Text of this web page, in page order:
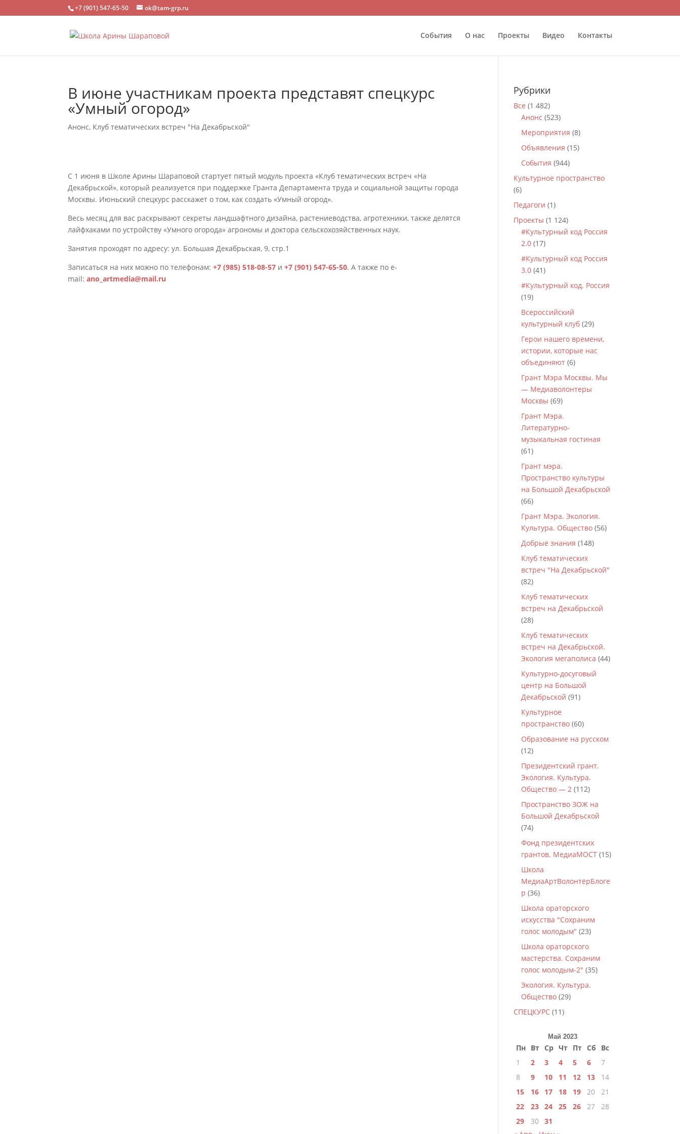
+7 (901) 547-65-50 ok@tam-grp.ru
События О нас Проекты Видео Контакты
В июне участникам проекта представят спецкурс
«Умный огород»
Анонс, Клуб тематических встреч "На Декабрьской"
С 1 июня в Школе Арины Шараповой стартует пятый модуль проекта «Клуб тематических встреч «На
Декабрьской», который реализуется при поддержке Гранта Департамента труда и социальной защиты города
Москвы. Июньский спецкурс расскажет о том, как создать «Умный огород».
Весь месяц для вас раскрывают секреты ландшафтного дизайна, растениеводства, агротехники, также делятся
лайфхаками по устройству «Умного огорода» агрономы и доктора сельскохозяйственных наук.
Занятия проходят по адресу: ул. Большая Декабрьская, 9, стр.1
Записаться на них можно по телефонам:+7 (985) 518-08-57 и+7 (901) 547-65-50. А также по e-
mail:ano_artmedia@mail.ru
Рубрики
Все (1 482)
Анонс (523)
Мероприятия (8)
Объявления (15)
События (944)
Культурное пространство
(6)
Педагоги (1)
Проекты (1 124)
#Культурный код Россия
2.0 (17)
#Культурный код Россия
3.0 (41)
#Культурный код. Россия
(19)
Всероссийский
культурный клуб (29)
Герои нашего времени,
истории, которые нас
объединяют (6)
Грант Мэра Москвы. Мы
— Медиаволонтеры
Москвы (69)
Грант Мэра.
Литературно-
музыкальная гостиная
(61)
Грант мэра.
Пространство культуры
на Большой Декабрьской
(66)
Грант Мэра. Экология.
Культура. Общество (56)
Добрые знания (148)
Клуб тематических
встреч "На Декабрьской"
(82)
Клуб тематических
встреч на Декабрьской
(28)
Клуб тематических
встреч на Декабрьской.
Экология мегаполиса (44)
Культурно-досуговый
центр на Большой
Декабрьской (91)
Культурное
пространство (60)
Образование на русском
(12)
Президентский грант.
Экология. Культура.
Общество — 2 (112)
Пространство ЗОЖ на
Большой Декабрьской
(74)
Фонд президентских
грантов. МедиаМОСТ (15)
Школа
МедиаАртВолонтёрБлоге
р (36)
Школа ораторского
искусства "Сохраним
голос молодым" (23)
Школа ораторского
мастерства. Сохраним
голос молодым-2" (35)
Экология. Культура.
Общество (29)
СПЕЦКУРС (11)
Май 2023
Пн Вт Ср Чт Пт Сб
Вс
1
2 3 4 5 6
7
8
9 10 11 12 13
14
15
16 17 18 19 20
21
22
23 24 25 26 27
28
29
30 31